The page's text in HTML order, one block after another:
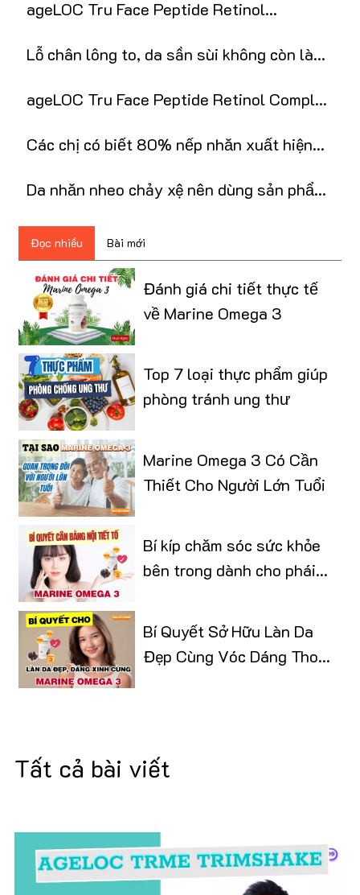
ageLOC Tru Face Peptide Retinol
Lỗ chân lông to, da sần sùi không còn là
ageLOC Tru Face Peptide Retinol Complex
Các chị có biết 80% nếp nhăn xuất hiện
Da nhăn nheo chảy xệ nên dùng sản phẩm
Đọc nhiều Bài mới
Đánh giá chi tiết thực tế
về Marine Omega 3
Top 7 loại thực phẩm giúp
phòng tránh ung thư
Marine Omega 3 Có Cần
Thiết Cho Người Lớn Tuổi
Bí kíp chăm sóc sức khỏe
bên trong dành cho phái
Bí Quyết Sở Hữu Làn Da
Đẹp Cùng Vóc Dáng Thon
Tất cả bài viết